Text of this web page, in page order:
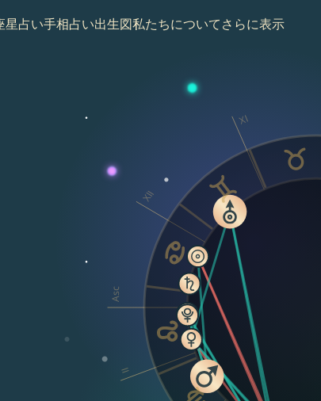
星占い手相占い出生図私たちについてさらに表示
Asc
II
XI
XII